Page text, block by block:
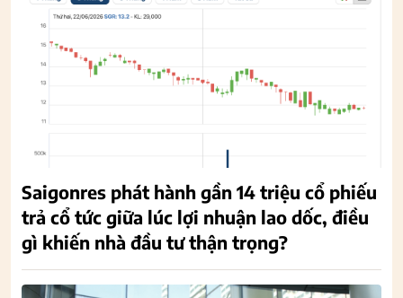
Saigonres phát hành gần 14 triệu cổ phiếu
trả cổ tức giữa lúc lợi nhuận lao dốc, điều
gì khiến nhà đầu tư thận trọng?